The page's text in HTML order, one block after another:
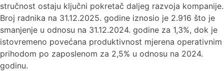
stručnost ostaju ključni pokretač daljeg razvoja kompanije.
Broj radnika na 31.12.2025. godine iznosio je 2.916 što je
smanjenje u odnosu na 31.12.2024. godine za 1,3%, dok je
istovremeno povećana produktivnost mjerena operativnim
prihodom po zaposlenom za 2,5% u odnosu na 2024.
godinu.